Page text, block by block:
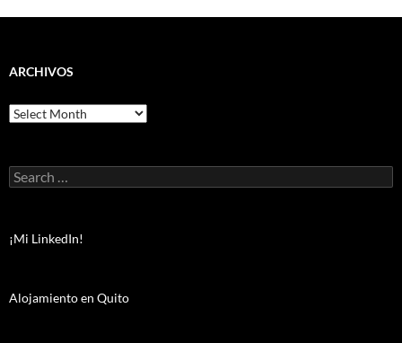
ARCHIVOS
Archivos
Search
for:
¡Mi LinkedIn!
Alojamiento en Quito